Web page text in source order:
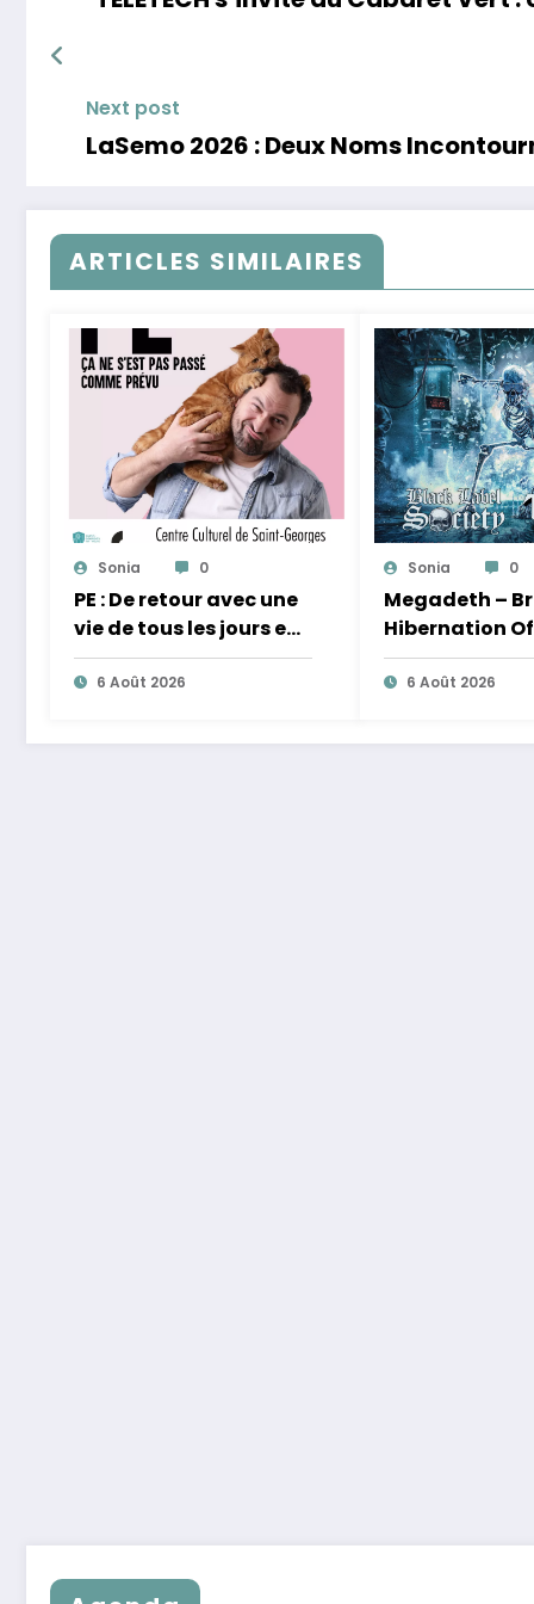
Next post
LaSemo 2026 : Deux Noms
ARTICLES SIMILAIRES
Sonia 0
PE : De retour avec une
vie de tous les jours en
équilibre
6 Août 2026
Sonia 0
Megadeth –
Hibernation
Nations
20276 Août 2026